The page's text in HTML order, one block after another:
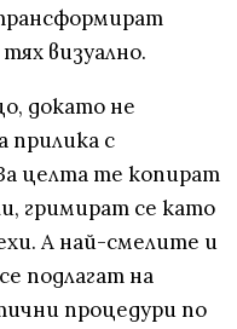
визуално.
докато не
прилика с
целта те копират
гримират се като
А най-смелите и
подлагат на
процедури по